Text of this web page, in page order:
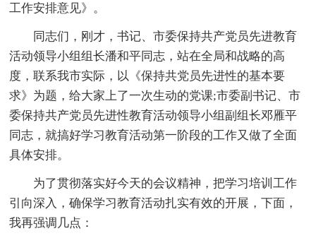
工作安排意见》。
同志们，刚才，书记、市委保持共产党员先进教育
活动领导小组组长潘和平同志，站在全局和战略的高
度，联系我市实际，以《保持共党员先进性的基本要
求》为题，给大家上了一次生动的党课;市委副书记、市
委保持共产党员先进性教育活动领导小组副组长邓雁平
同志，就搞好学习教育活动第一阶段的工作又做了全面
具体安排。
为了贯彻落实好今天的会议精神，把学习培训工作
引向深入，确保学习教育活动扎实有效的开展，下面，
我再强调几点：